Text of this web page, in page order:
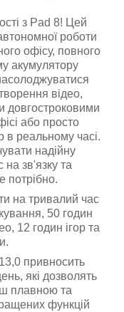
з Pad 8! Цей
роботи
офісу, повного
акумулятору
відео,
довгостроковими
або просто
в реальному часі.
надійну
на зв'язку та
потрібно.
на тривалий час
50 годин
12 годин ігор та
привносить
які дозволять
плавною та
функцій